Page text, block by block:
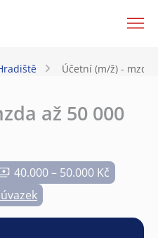
Účetní (m/ž) - mzda
až 50 000
40.000 – 50.000 Kč